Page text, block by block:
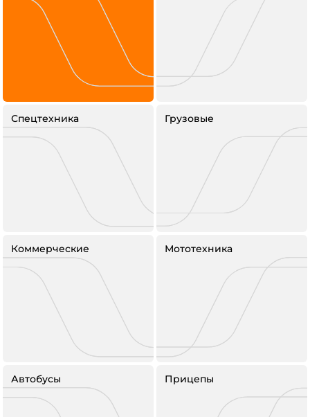
Спецтехника Грузовые
Коммерческие Мототехника
Автобусы Прицепы